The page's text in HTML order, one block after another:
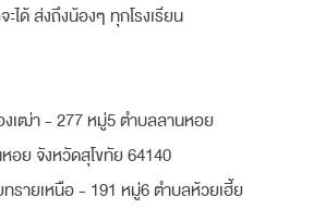
ด้ ส่งถึงน้องๆ ทุกโรงเรียน
งเฒ่า - 277 หมู่5 ตำบลลานหอย
อย จังหวัดสุโขทัย 64140
ทรายเหนือ - 191 หมู่6 ตำบลห้วยเฮี้ย